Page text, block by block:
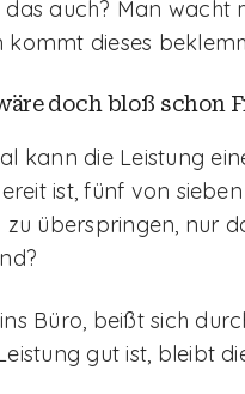
das auch? Man wacht
kommt dieses
doch bloß schon
kann die Leistung
ist, fünf von
zu überspringen, nur
Büro, beißt sich
gut ist, bleibt